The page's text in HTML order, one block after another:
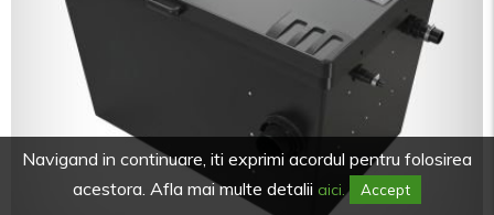
Navigand in continuare, iti exprimi acordul pentru folosirea
acestora. Afla mai multe detalii aici. Accept